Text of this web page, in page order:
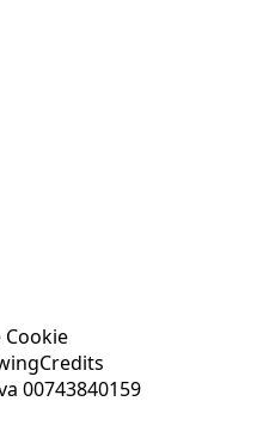
Cookie
Credits
00743840159